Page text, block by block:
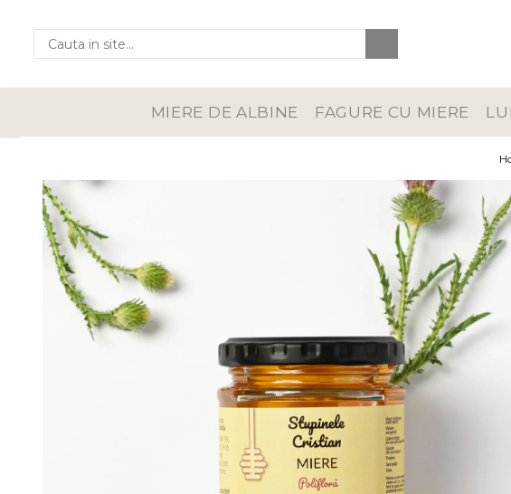
Lumânări din ceară de albine
din ceară de albine
Lumânări pastilă din
ceară de albine
Lumânări rulate din
ceară de albine
Seturi lumânări și
suporturi
MIERE DE ALBINE FAGURE CU MIERE